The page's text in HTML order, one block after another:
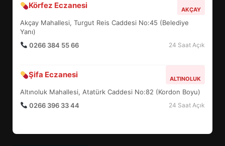
Körfez Eczanesi AKÇAY
Akçay Mahallesi, Turgut Reis Caddesi No:45 (Belediye
Yanı)
0266 384 55 66
24 Saat Açık
Şifa Eczanesi ALTINOLUK
Altınoluk Mahallesi, Atatürk Caddesi No:82 (Kordon Boyu)
0266 396 33 44
24 Saat Açık
6
TURNUVASI KAYITLARI NEYİ
7
YENİ YÖNETİM NASIL
ŞEKİLLENDİ?
HAREKETE GEÇİYOR: GÖZLER